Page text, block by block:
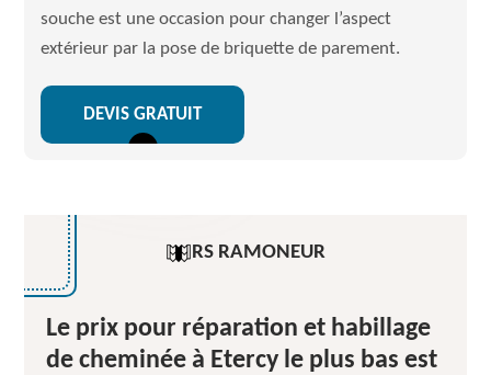
souche est une occasion pour changer l’aspect
extérieur par la pose de briquette de parement.
DEVIS GRATUIT
RS RAMONEUR
Le prix pour réparation et habillage
de cheminée à Etercy le plus bas est